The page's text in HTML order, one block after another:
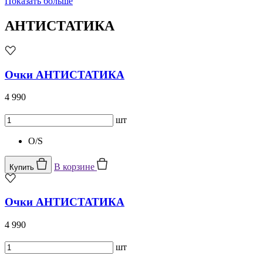
АНТИСТАТИКА
Очки АНТИСТАТИКА
4 990
шт
O/S
Купить В корзине
Очки АНТИСТАТИКА
4 990
шт